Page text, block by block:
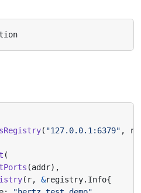
( "127.0.0.1:6379" ,
(
(addr),
( r, &registry. Info{